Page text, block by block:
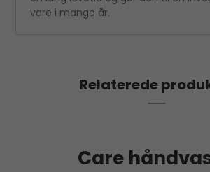
vare i mange år.
Relaterede
Care